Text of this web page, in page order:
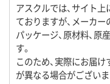
アスクルでは、サイト
ておりますが、メーカー
パッケージ、原材料、原
す。
このため、実際にお届
が異なる場合がござい